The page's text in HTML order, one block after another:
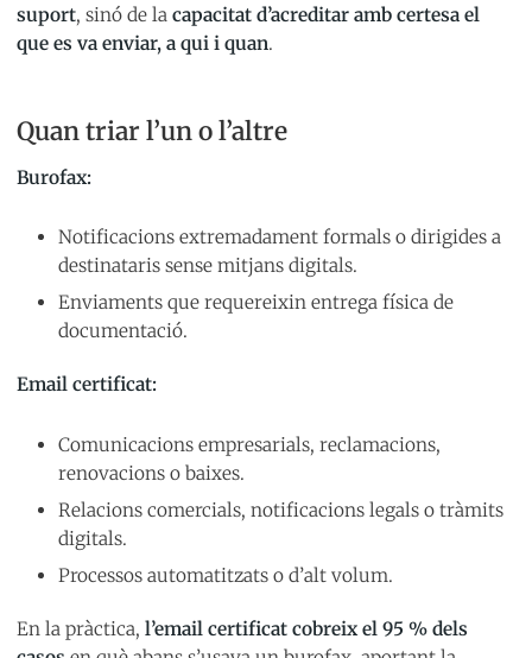
suport, sinó de la capacitat d’acreditar amb certesa el
que es va enviar, a qui i quan.
Quan triar l’un o l’altre
Burofax:
Notificacions extremadament formals o dirigides a
destinataris sense mitjans digitals.
Enviaments que requereixin entrega física de
documentació.
Email certificat:
Comunicacions empresarials, reclamacions,
renovacions o baixes.
Relacions comercials, notificacions legals o tràmits
digitals.
Processos automatitzats o d’alt volum.
En la pràctica, l’email certificat cobreix el 95 % dels